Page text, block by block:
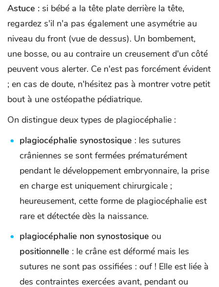
Astuce : si bébé a la tête plate derrière la tête,
regardez s'il n'a pas également une asymétrie au
niveau du front (vue de dessus). Un bombement,
une bosse, ou au contraire un creusement d'un côté
peuvent vous alerter. Ce n'est pas forcément évident
; en cas de doute, n'hésitez pas à montrer votre petit
bout à une ostéopathe pédiatrique.
On distingue deux types de plagiocéphalie :
plagiocéphalie synostosique : les sutures
crâniennes se sont fermées prématurément
pendant le développement embryonnaire, la prise
en charge est uniquement chirurgicale ;
heureusement, cette forme de plagiocéphalie est
rare et détectée dès la naissance.
plagiocéphalie non synostosique ou
positionnelle : le crâne est déformé mais les
sutures ne sont pas ossifiées : ouf ! Elle est liée à
des contraintes exercées avant, pendant ou